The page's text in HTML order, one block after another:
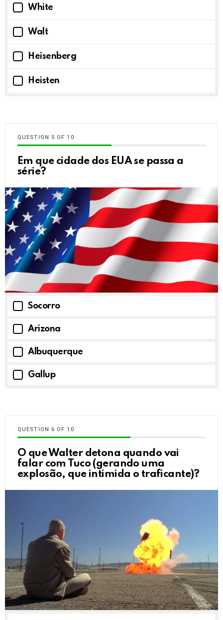
White
Walt
Heisenberg
Heisten
QUESTION OF 10
Em que cidade dos EUA se passa a
série?
Socorro
Arizona
Albuquerque
Gallup
QUESTION OF 10
O que Walter detona quando vai
falar com Tuco (gerando uma
explosão, que intimida o traficante)?